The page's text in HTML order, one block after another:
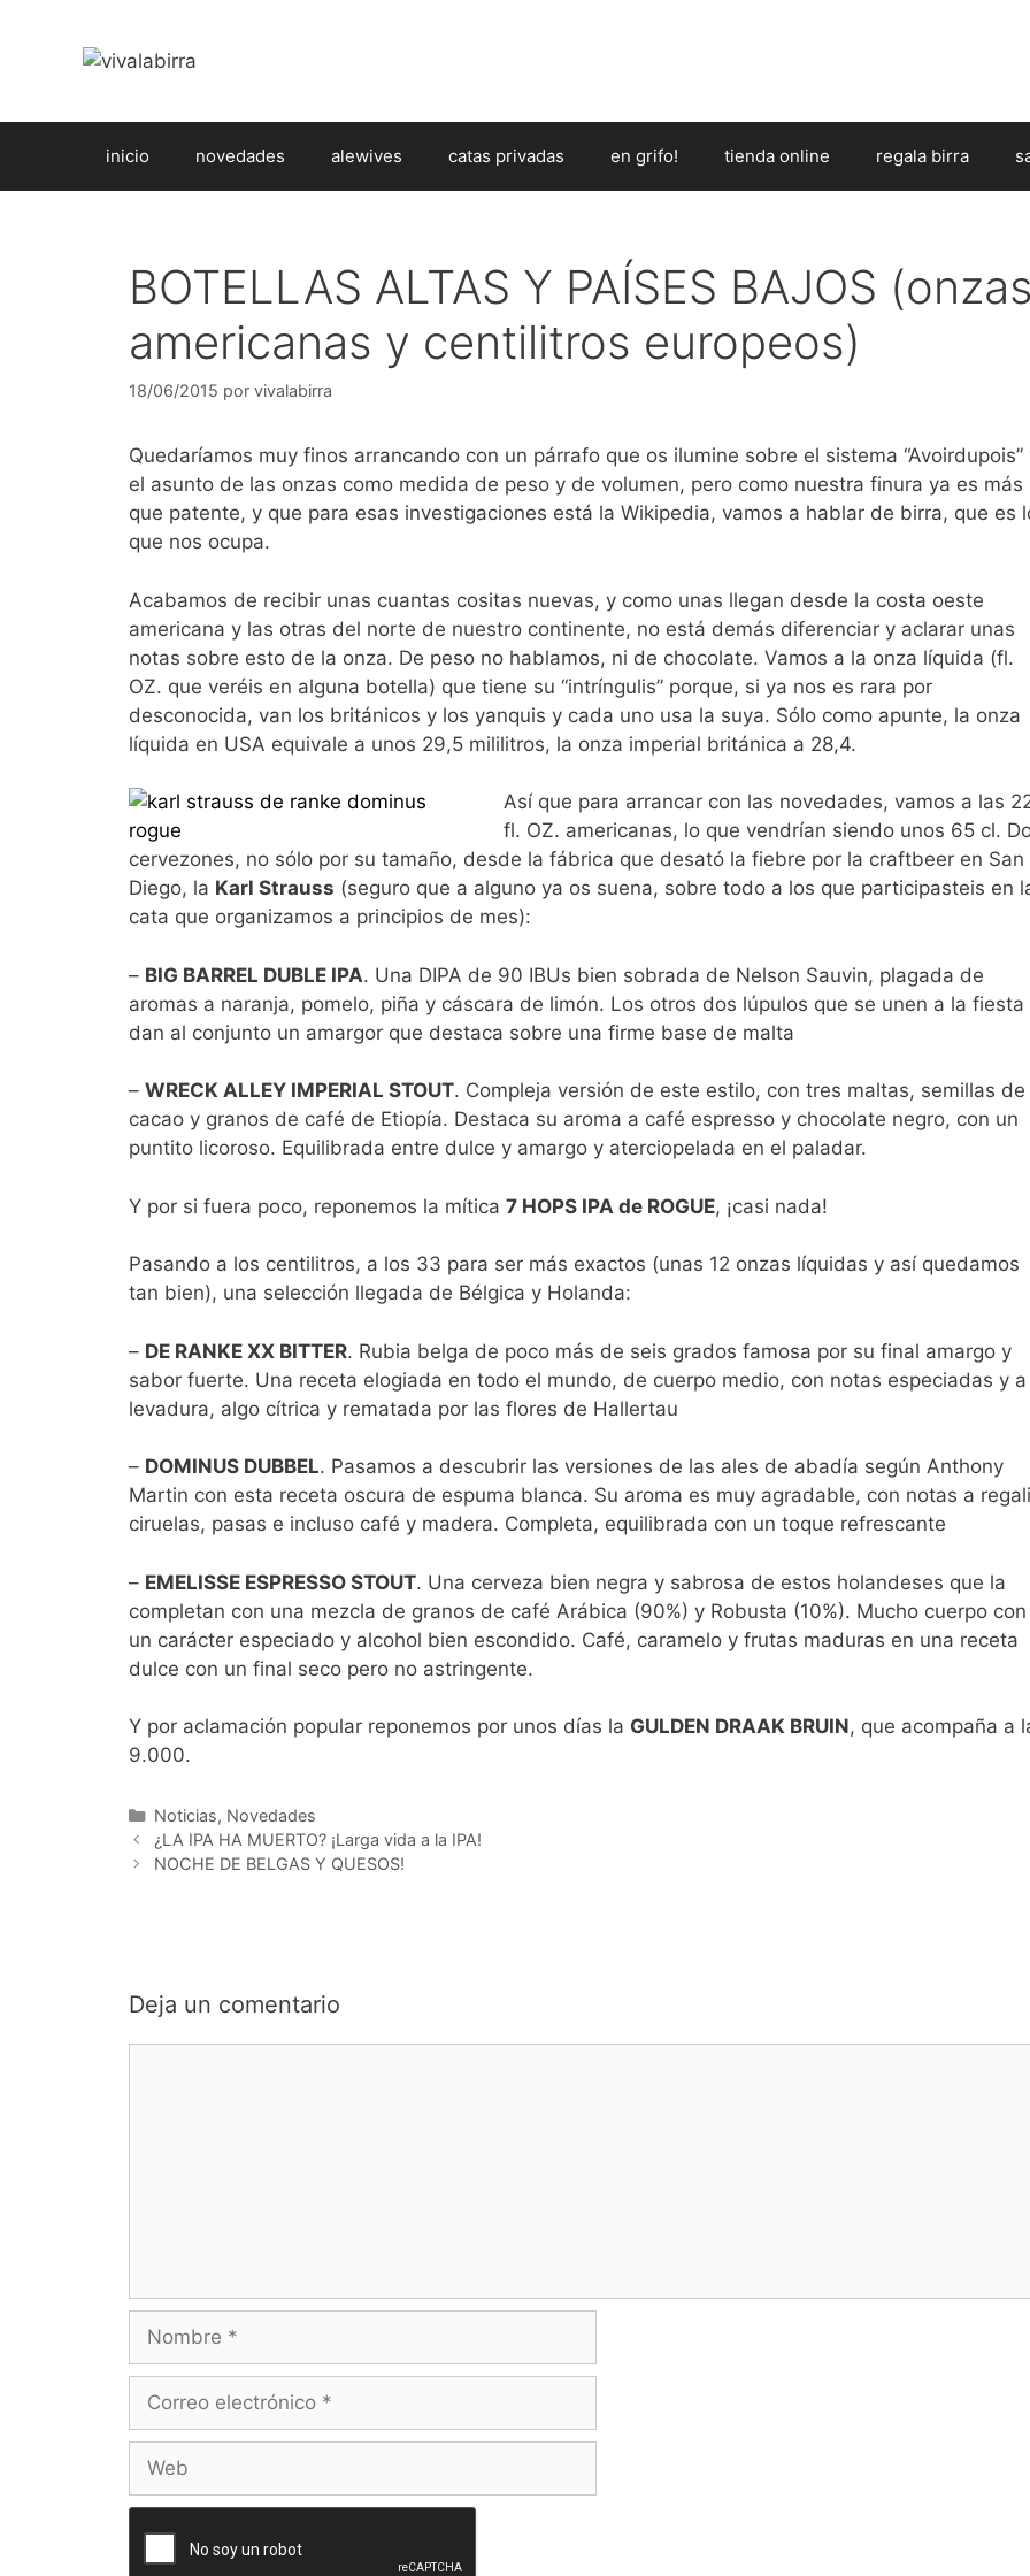
contenido
inicio novedades alewives catas privadas en grifo! tienda online regala birra
BOTELLAS ALTAS Y PAÍSES BAJOS
americanas y centilitros europeos)
18/06/2015 por vivalabirra
Quedaríamos muy finos arrancando con un párrafo que os ilumine sobre el sistema “Avoirdupois”
el asunto de las onzas como medida de peso y de volumen, pero como nuestra finura ya es más
que patente, y que para esas investigaciones está la Wikipedia, vamos a hablar de birra, que es
que nos ocupa.
Acabamos de recibir unas cuantas cositas nuevas, y como unas llegan desde la costa oeste
americana y las otras del norte de nuestro continente, no está demás diferenciar y aclarar unas
notas sobre esto de la onza. De peso no hablamos, ni de chocolate. Vamos a la onza líquida (fl.
OZ. que veréis en alguna botella) que tiene su “intríngulis” porque, si ya nos es rara por
desconocida, van los británicos y los yanquis y cada uno usa la suya. Sólo como apunte, la onza
líquida en USA equivale a unos 29,5 mililitros, la onza imperial británica a 28,4.
Así que para arrancar con las novedades, vamos a las
fl. OZ. americanas, lo que vendrían siendo unos 65 cl.
cervezones, no sólo por su tamaño, desde la fábrica que desató la fiebre por la craftbeer en San
Diego, la Karl Strauss (seguro que a alguno ya os suena, sobre todo a los que participasteis en
cata que organizamos a principios de mes):
– BIG BARREL DUBLE IPA. Una DIPA de 90 IBUs bien sobrada de Nelson Sauvin, plagada de
aromas a naranja, pomelo, piña y cáscara de limón. Los otros dos lúpulos que se unen a la fiesta
dan al conjunto un amargor que destaca sobre una firme base de malta
– WRECK ALLEY IMPERIAL STOUT. Compleja versión de este estilo, con tres maltas, semillas de
cacao y granos de café de Etiopía. Destaca su aroma a café espresso y chocolate negro, con un
puntito licoroso. Equilibrada entre dulce y amargo y aterciopelada en el paladar.
Y por si fuera poco, reponemos la mítica 7 HOPS IPA de ROGUE, ¡casi nada!
Pasando a los centilitros, a los 33 para ser más exactos (unas 12 onzas líquidas y así quedamos
tan bien), una selección llegada de Bélgica y Holanda:
– DE RANKE XX BITTER. Rubia belga de poco más de seis grados famosa por su final amargo y
sabor fuerte. Una receta elogiada en todo el mundo, de cuerpo medio, con notas especiadas y a
levadura, algo cítrica y rematada por las flores de Hallertau
– DOMINUS DUBBEL. Pasamos a descubrir las versiones de las ales de abadía según Anthony
Martin con esta receta oscura de espuma blanca. Su aroma es muy agradable, con notas a
ciruelas, pasas e incluso café y madera. Completa, equilibrada con un toque refrescante
– EMELISSE ESPRESSO STOUT. Una cerveza bien negra y sabrosa de estos holandeses que la
completan con una mezcla de granos de café Arábica (90%) y Robusta (10%). Mucho cuerpo con
un carácter especiado y alcohol bien escondido. Café, caramelo y frutas maduras en una receta
dulce con un final seco pero no astringente.
Y por aclamación popular reponemos por unos días la GULDEN DRAAK BRUIN, que acompaña a
9.000.
Categorías
Noticias, Novedades
¿LA IPA HA MUERTO? ¡Larga vida a la IPA!
NOCHE DE BELGAS Y QUESOS!
Deja un comentario
electrónico